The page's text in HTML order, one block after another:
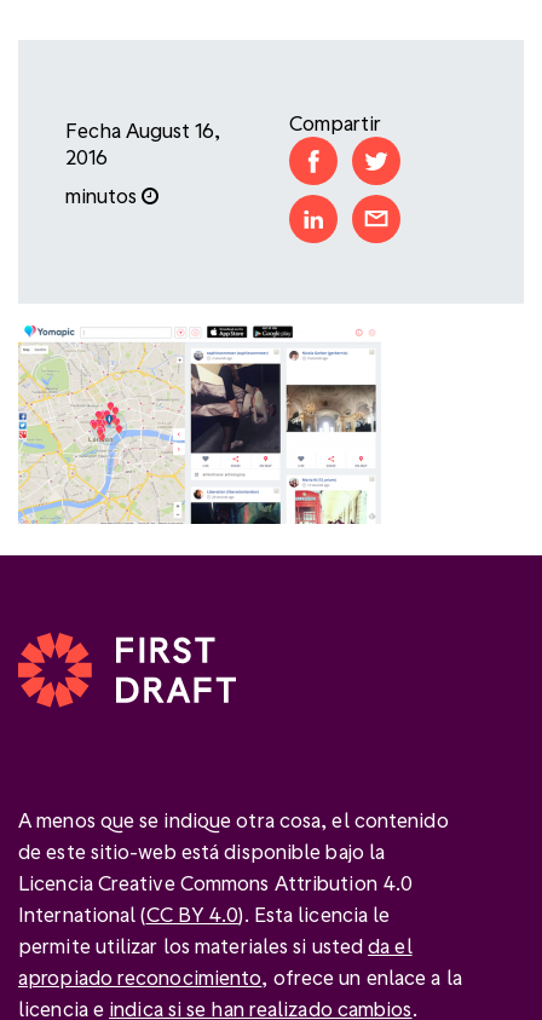
Fecha August 16,
2016
minutos
Compartir
A menos que se indique otra cosa, el contenido
de este sitio-web está disponible bajo la
Licencia Creative Commons Attribution 4.0
International (CC BY 4.0). Esta licencia le
permite utilizar los materiales si ustedda el
apropiado reconocimiento, ofrece un enlace a la
licencia e indica si se han realizado cambios.